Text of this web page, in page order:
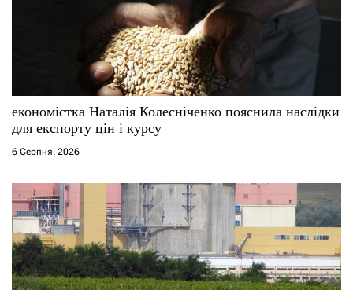
економістка Наталія Колесніченко пояснила наслідки
для експорту цін і курсу
6 Серпня, 2026